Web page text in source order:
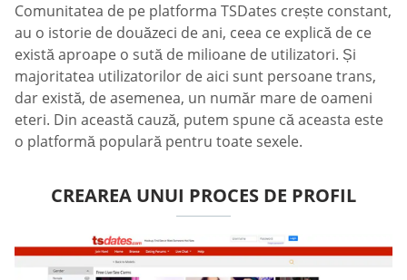
Comunitatea de pe platforma TSDates crește constant,
au o istorie de douăzeci de ani, ceea ce explică de ce
există aproape o sută de milioane de utilizatori. Și
majoritatea utilizatorilor de aici sunt persoane trans,
dar există, de asemenea, un număr mare de oameni
eteri. Din această cauză, putem spune că aceasta este
o platformă populară pentru toate sexele.
CREAREA UNUI PROCES DE PROFIL